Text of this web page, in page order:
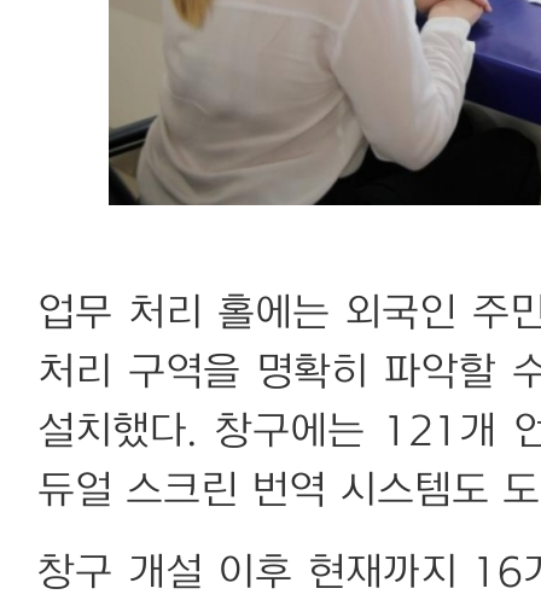
업무 처리 홀에는 외국인 주
처리 구역을 명확히 파악할
설치했다. 창구에는 121개
듀얼 스크린 번역 시스템도
창구 개설 이후 현재까지 16